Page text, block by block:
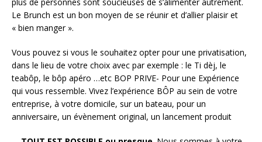
Le Brunch est un bon moyen de se réunir et d’allier plaisir et
« bien manger ».
Vous pouvez si vous le souhaitez opter pour une privatisation,
dans le lieu de votre choix avec par exemple : le Ti dèj, le
teabôp, le bôp apéro …etc BOP PRIVE- Pour une Expérience
qui vous ressemble. Vivez l’expérience BÔP au sein de votre
entreprise, à votre domicile, sur un bateau, pour un
anniversaire, un évènement original, un lancement produit